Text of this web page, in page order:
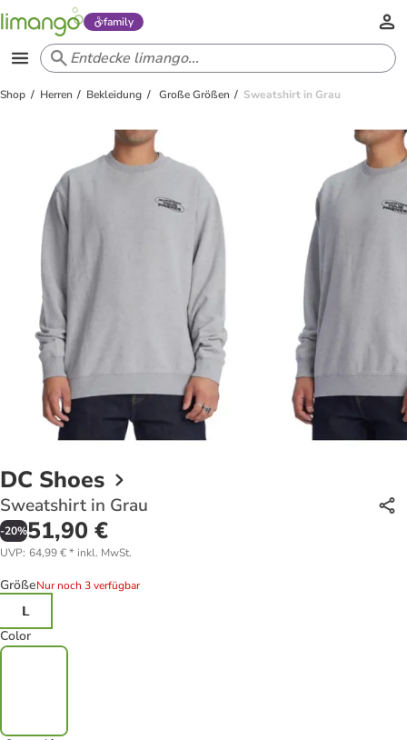
family
Shop Herren Bekleidung Große Größen Sweatshirt in Grau
DC Shoes
Sweatshirt in Grau
-20%51,90 €
UVP: 64,99 €* inkl. MwSt.
GrößeNur noch 3 verfügbar
L
Color